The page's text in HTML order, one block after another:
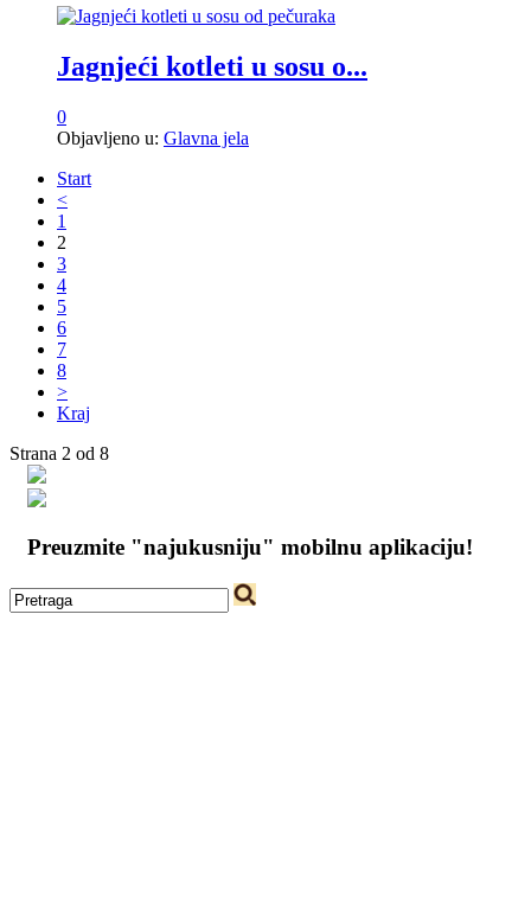
Jagnjeći kotleti u sosu o...
0
Objavljeno u: Glavna jela
Start
<
1
2
3
4
5
6
7
8
>
Kraj
Strana 2 od 8
Preuzmite "najukusniju" mobilnu aplikaciju!